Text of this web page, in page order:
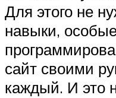
Для этого не
навыки,
сайт своими
каждый. И это